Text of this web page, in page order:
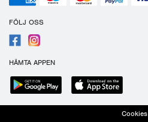
FÖLJ OSS
HÄMTA APPEN
Cookies